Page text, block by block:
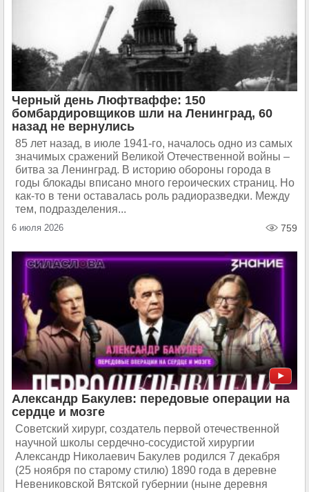
Черный день Люфтваффе: 150
бомбардировщиков шли на Ленинград, 60
назад не вернулись
85 лет назад, в июле 1941-го, началось одно из самых
значимых сражений Великой Отечественной войны –
битва за Ленинград. В историю обороны города в
годы блокады вписано много героических страниц. Но
как-то в тени оставалась роль радиоразведки. Между
тем, подразделения...
6 июля 2026 759
Александр Бакулев: передовые операции на
сердце и мозге
Советский хирург, создатель первой отечественной
научной школы сердечно-сосудистой хирургии
Александр Николаевич Бакулев родился 7 декабря
(25 ноября по старому стилю) 1890 года в деревне
Невениковской Вятской губернии (ныне деревня